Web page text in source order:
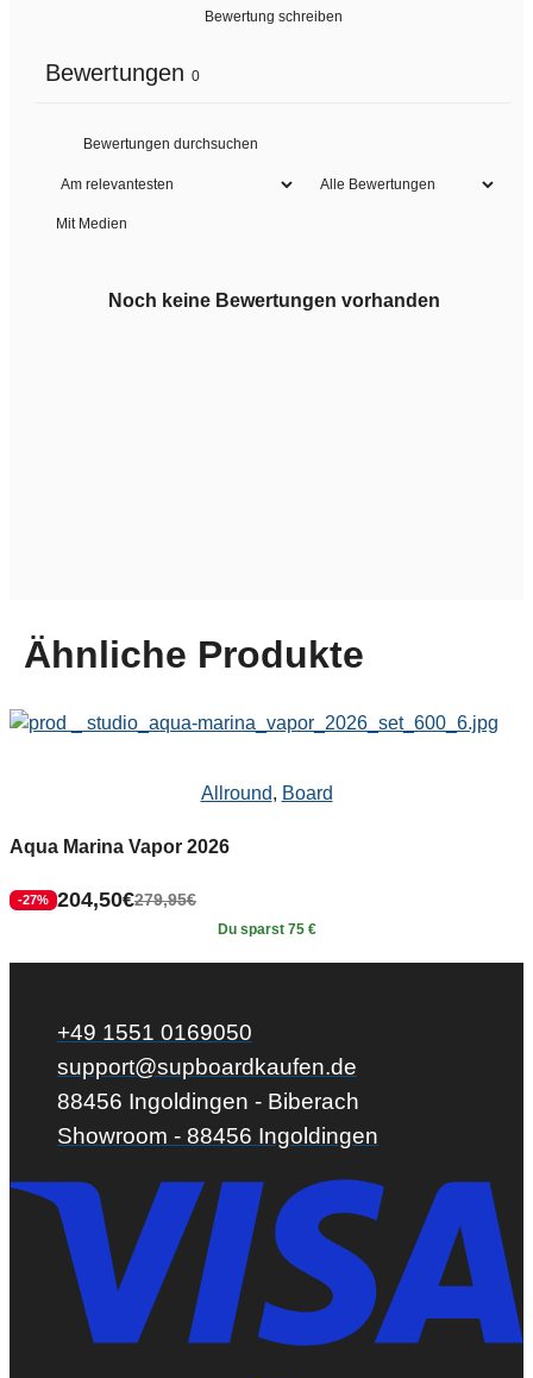
Bewertung schreiben
Bewertungen 0
Mit Medien
Noch keine Bewertungen vorhanden
Ähnliche Produkte
Allround, Board
Aqua Marina Vapor 2026
-27% 279,95€
204,50€
Du sparst 75 €
+49 1551 0169050
support@supboardkaufen.de
88456 Ingoldingen - Biberach
Showroom - 88456 Ingoldingen